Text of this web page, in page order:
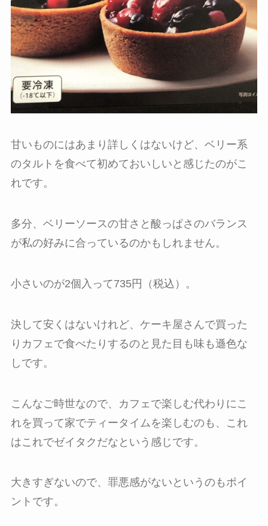
甘いものにはあまり詳しくはないけど、ベリー系
のタルトを食べて初めておいしいと感じたのがこ
れです。
多分、ベリーソースの甘さと酸っぱさのバランス
が私の好みに合っているのかもしれません。
小さいのが2個入って735円（税込）。
決して安くはないけれど、ケーキ屋さんで買った
りカフェで食べたりするのと見た目も味も遜色な
しです。
こんなご時世なので、カフェで楽しむ代わりにこ
れを買って家でティータイムを楽しむのも、これ
はこれでゼイタクだなという感じです。
大きすぎないので、罪悪感がないというのもポイ
ントです。